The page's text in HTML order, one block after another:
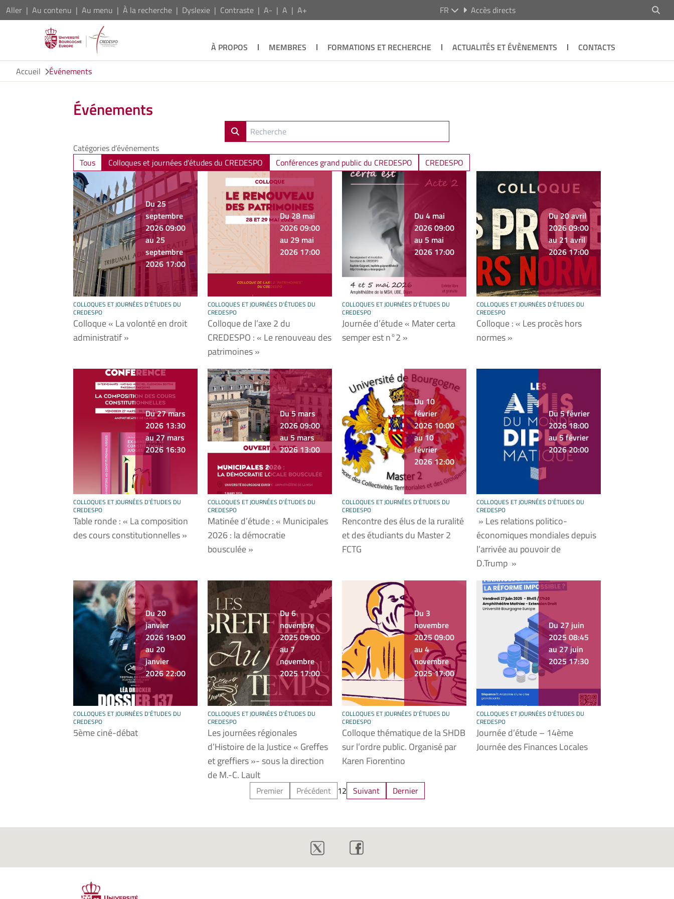
Aller Au contenu Au menu À la recherche Dyslexie Contraste A- A A+ FR Accès directs
À PROPOS MEMBRES FORMATIONS ET RECHERCHE ACTUALITÉS ET ÉVÈNEMENTS
CONTACTS
Accueil
Événements
Événements
Catégories d’événements
Tous
Colloques et journées d'études du CREDESPO Conférences grand public du CREDESPO CREDESPO
Du 25
septembre
2026 09:00
au 25
septembre
2026 17:00
COLLOQUES ET JOURNÉES D'ÉTUDES DU
CREDESPO
Colloque « La volonté en droit
administratif »
Du 28 mai
2026 09:00
au 29 mai
2026 17:00
COLLOQUES ET JOURNÉES D'ÉTUDES DU
CREDESPO
Colloque de l’axe 2 du
CREDESPO : « Le renouveau des
patrimoines »
Du 4 mai
2026 09:00
au 5 mai
2026 17:00
COLLOQUES ET JOURNÉES D'ÉTUDES DU
CREDESPO
Journée d’étude « Mater certa
semper est n°2 »
Du 20 avril
2026 09:00
au 21 avril
2026 17:00
COLLOQUES ET JOURNÉES D'ÉTUDES DU
CREDESPO
Colloque : « Les procès hors
normes »
Du 27 mars
2026 13:30
au 27 mars
2026 16:30
COLLOQUES ET JOURNÉES D'ÉTUDES DU
CREDESPO
Table ronde : « La composition
des cours constitutionnelles »
Du 5 mars
2026 09:00
au 5 mars
2026 13:00
COLLOQUES ET JOURNÉES D'ÉTUDES DU
CREDESPO
Matinée d’étude : « Municipales
2026 : la démocratie
bousculée »
Du 10
février
2026 10:00
au 10
février
2026 12:00
COLLOQUES ET JOURNÉES D'ÉTUDES DU
CREDESPO
Rencontre des élus de la ruralité
et des étudiants du Master 2
FCTG
Du 5 février
2026 18:00
au 5 février
2026 20:00
COLLOQUES ET JOURNÉES D'ÉTUDES DU
CREDESPO
» Les relations politico-
économiques mondiales depuis
l’arrivée au pouvoir de
D.Trump »
Du 20
janvier
2026 19:00
au 20
janvier
2026 22:00
COLLOQUES ET JOURNÉES D'ÉTUDES DU
CREDESPO
5ème ciné-débat
Du 6
novembre
2025 09:00
au 7
novembre
2025 17:00
COLLOQUES ET JOURNÉES D'ÉTUDES DU
CREDESPO
Les journées régionales
d’Histoire de la Justice « Greffes
et greffiers »- sous la direction
de M.-C. Lault
Du 3
novembre
2025 09:00
au 4
novembre
2025 17:00
COLLOQUES ET JOURNÉES D'ÉTUDES DU
CREDESPO
Colloque thématique de la SHDB
sur l’ordre public. Organisé par
Karen Fiorentino
Du 27 juin
2025 08:45
au 27 juin
2025 17:30
COLLOQUES ET JOURNÉES D'ÉTUDES DU
CREDESPO
Journée d’étude – 14ème
Journée des Finances Locales
Premier Précédent 12 Suivant Dernier